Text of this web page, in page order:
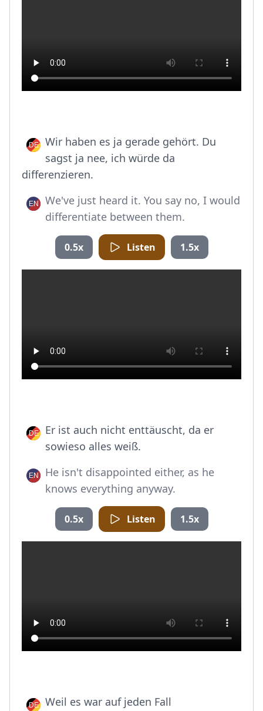
Wir haben es ja gerade gehört. Du
sagst ja nee, ich würde da
differenzieren.
We've just heard it. You say no, I would
differentiate between them.
0.5x Listen 1.5x
Er ist auch nicht enttäuscht, da er
sowieso alles weiß.
He isn't disappointed either, as he
knows everything anyway.
0.5x Listen 1.5x
Weil es war auf jeden Fall